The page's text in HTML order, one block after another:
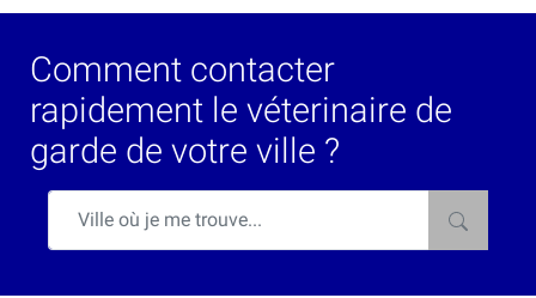
Comment contacter
rapidement le véterinaire de
garde de votre ville ?